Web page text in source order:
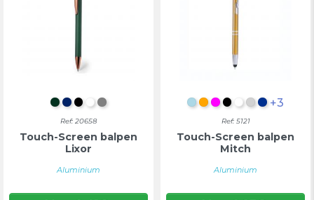
DONKERGROEN
MARINEBLAUW
ZWART
WITGRIJS
Ref: 20658
Touch-Screen balpen
Lixor
Aluminium
LICHTBLAUW
ORANJE
FUCHSIA
ZWART
WITZILVER
BLAUW
+3
Ref: 5121
Touch-Screen balpen
Mitch
Aluminium